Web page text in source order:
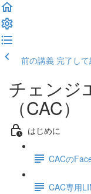
前の講義 完了し
チェンジ
（CAC）
はじめに
CACの
CAC専用